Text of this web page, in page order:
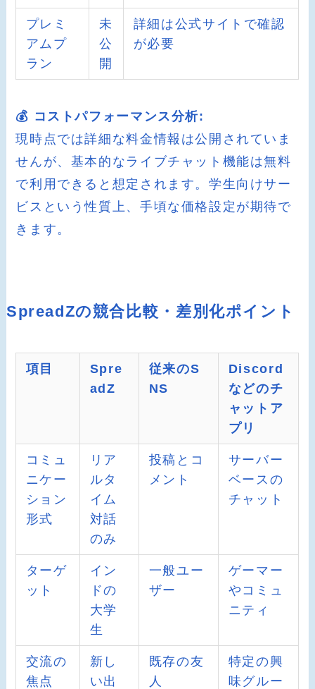
プレミ
アムプ
ラン
未
公
開
詳細は公式サイトで確認
が必要
💰 コストパフォーマンス分析:
現時点では詳細な料金情報は公開されていま
せんが、基本的なライブチャット機能は無料
で利用できると想定されます。学生向けサー
ビスという性質上、手頃な価格設定が期待で
きます。
SpreadZの競合比較・差別化ポイント
項目
Spre
adZ
従来のS
NS
Discord
などのチ
ャットア
プリ
コミュ
ニケー
ション
形式
リア
ルタ
イム
対話
のみ
投稿とコ
メント
サーバー
ベースの
チャット
ターゲ
ット
イン
ドの
大学
生
一般ユー
ザー
ゲーマー
やコミュ
ニティ
交流の
焦点
新し
い出
既存の友
人
特定の興
味グルー